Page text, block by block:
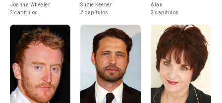
Joanna Wheeler
2 capítulos
Suzie Keener
2 capítulos
Alan
2 capítulos